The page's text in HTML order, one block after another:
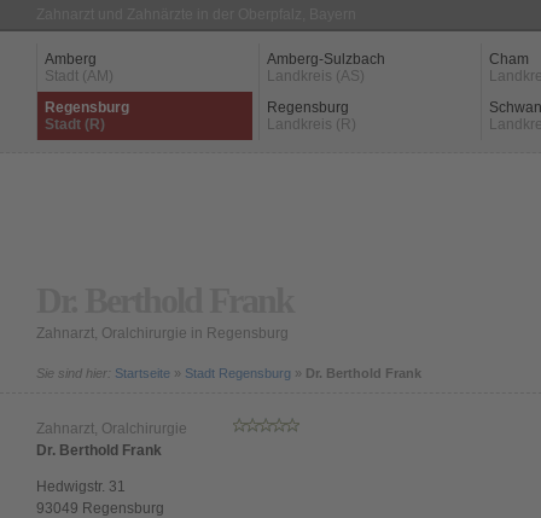
Amberg
Stadt (AM)
Amberg-Sulzbach
Landkreis (AS)
Cham
Regensburg
Stadt (R)
Regensburg
Landkreis (R)
Zahnarzt, Oralchirurgie in Regensburg
Sie sind hier: Startseite » Stadt Regensburg » Dr. Berthold Frank
Zahnarzt, Oralchirurgie
Dr. Berthold Frank
Hedwigstr. 31
93049 Regensburg